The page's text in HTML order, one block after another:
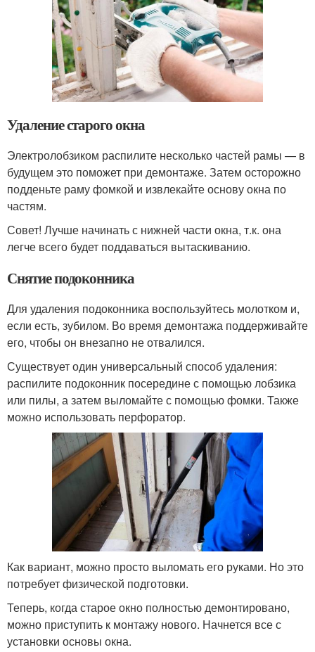
Удаление старого окна
Электролобзиком распилите несколько частей рамы — в
будущем это поможет при демонтаже. Затем осторожно
подденьте раму фомкой и извлекайте основу окна по
частям.
Совет! Лучше начинать с нижней части окна, т.к. она
легче всего будет поддаваться вытаскиванию.
Снятие подоконника
Для удаления подоконника воспользуйтесь молотком и,
если есть, зубилом. Во время демонтажа поддерживайте
его, чтобы он внезапно не отвалился.
Существует один универсальный способ удаления:
распилите подоконник посередине с помощью лобзика
или пилы, а затем выломайте с помощью фомки. Также
можно использовать перфоратор.
Как вариант, можно просто выломать его руками. Но это
потребует физической подготовки.
Теперь, когда старое окно полностью демонтировано,
можно приступить к монтажу нового. Начнется все с
установки основы окна.